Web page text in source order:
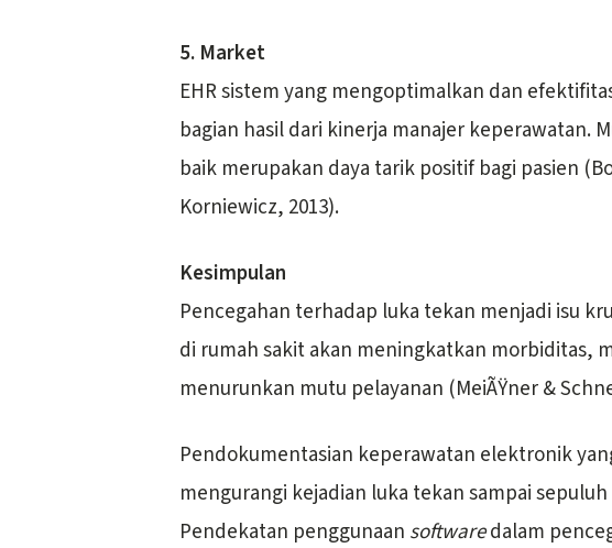
5. Market
EHR sistem yang mengoptimalkan dan
bagian hasil dari kinerja manajer keperawatan.
baik merupakan daya tarik positif bagi pasien
Korniewicz, 2013).
Kesimpulan
Pencegahan terhadap luka tekan menjadi isu
di rumah sakit akan meningkatkan morbiditas,
menurunkan mutu pelayanan (MeiÃŸner &
Pendokumentasian keperawatan elektronik
mengurangi kejadian luka tekan sampai
Pendekatan penggunaan softwaredalam